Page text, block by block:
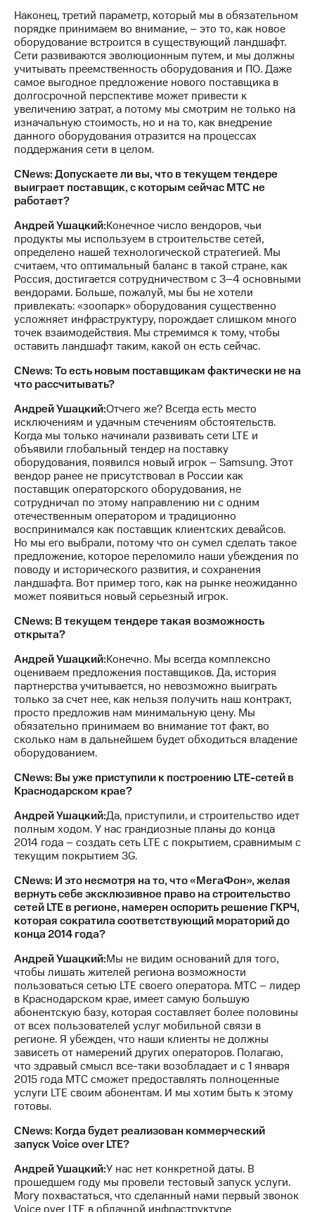
Наконец, третий параметр, который мы в обязательном
порядке принимаем во внимание, – это то, как новое
оборудование встроится в существующий ландшафт.
Сети развиваются эволюционным путем, и мы должны
учитывать преемственность оборудования и ПО. Даже
самое выгодное предложение нового поставщика в
долгосрочной перспективе может привести к
увеличению затрат, а потому мы смотрим не только на
изначальную стоимость, но и на то, как внедрение
данного оборудования отразится на процессах
поддержания сети в целом.
CNews: Допускаете ли вы, что в текущем тендере
выиграет поставщик, с которым сейчас МТС не
работает?
Андрей Ушацкий:Конечное число вендоров, чьи
продукты мы используем в строительстве сетей,
определено нашей технологической стратегией. Мы
считаем, что оптимальный баланс в такой стране, как
Россия, достигается сотрудничеством с 3–4 основными
вендорами. Больше, пожалуй, мы бы не хотели
привлекать: «зоопарк» оборудования существенно
усложняет инфраструктуру, порождает слишком много
точек взаимодействия. Мы стремимся к тому, чтобы
оставить ландшафт таким, какой он есть сейчас.
CNews: То есть новым поставщикам фактически не на
что рассчитывать?
Андрей Ушацкий:Отчего же? Всегда есть место
исключениям и удачным стечениям обстоятельств.
Когда мы только начинали развивать сети LTE и
объявили глобальный тендер на поставку
оборудования, появился новый игрок – Samsung. Этот
вендор ранее не присутствовал в России как
поставщик операторского оборудования, не
сотрудничал по этому направлению ни с одним
отечественным оператором и традиционно
воспринимался как поставщик клиентских девайсов.
Но мы его выбрали, потому что он сумел сделать такое
предложение, которое переломило наши убеждения по
поводу и исторического развития, и сохранения
ландшафта. Вот пример того, как на рынке неожиданно
может появиться новый серьезный игрок.
CNews: В текущем тендере такая возможность
открыта?
Андрей Ушацкий:Конечно. Мы всегда комплексно
оцениваем предложения поставщиков. Да, история
партнерства учитывается, но невозможно выиграть
только за счет нее, как нельзя получить наш контракт,
просто предложив нам минимальную цену. Мы
обязательно принимаем во внимание тот факт, во
сколько нам в дальнейшем будет обходиться владение
оборудованием.
CNews: Вы уже приступили к построению LTE-сетей в
Краснодарском крае?
Андрей Ушацкий:Да, приступили, и строительство идет
полным ходом. У нас грандиозные планы до конца
2014 года – создать сеть LTE с покрытием, сравнимым с
текущим покрытием 3G.
CNews: И это несмотря на то, что «МегаФон», желая
вернуть себе эксклюзивное право на строительство
сетей LTE в регионе, намерен оспорить решение ГКРЧ,
которая сократила соответствующий мораторий до
конца 2014 года?
Андрей Ушацкий:Мы не видим оснований для того,
чтобы лишать жителей региона возможности
пользоваться сетью LTE своего оператора. МТС – лидер
в Краснодарском крае, имеет самую большую
абонентскую базу, которая составляет более половины
от всех пользователей услуг мобильной связи в
регионе. Я убежден, что наши клиенты не должны
зависеть от намерений других операторов. Полагаю,
что здравый смысл все-таки возобладает и с 1 января
2015 года МТС сможет предоставлять полноценные
услуги LTE своим абонентам. И мы хотим быть к этому
готовы.
CNews: Когда будет реализован коммерческий
запуск Voice over LTE?
Андрей Ушацкий:У нас нет конкретной даты. В
прошедшем году мы провели тестовый запуск услуги.
Могу похвастаться, что сделанный нами первый звонок